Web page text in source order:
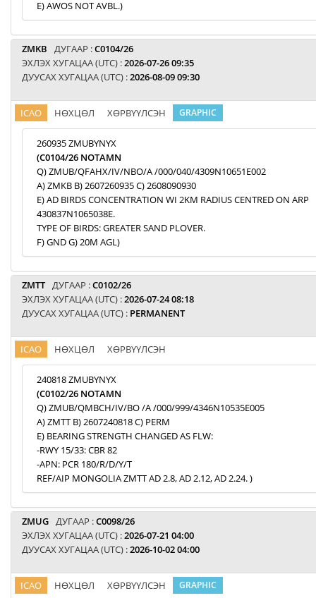
E) AWOS NOT AVBL.)
ZMKB ДУГААР :C0104/26
ЭХЛЭХ ХУГАЦАА (UTC) :2026-07-26 09:35
ДУУСАХ ХУГАЦАА (UTC) :2026-08-09 09:30
ICAO НӨХЦӨЛ ХӨРВҮҮЛСЭН GRAPHIC
260935 ZMUBYNYX
(C0104/26 NOTAMN
Q) ZMUB/QFAHX/IV/NBO/A /000/040/4309N10651E002
A) ZMKB B) 2607260935 C) 2608090930
E) AD BIRDS CONCENTRATION WI 2KM RADIUS CENTRED ON ARP
430837N1065038E.
TYPE OF BIRDS: GREATER SAND PLOVER.
F) GND G) 20M AGL)
ZMTT ДУГААР :C0102/26
ЭХЛЭХ ХУГАЦАА (UTC) :2026-07-24 08:18
ДУУСАХ ХУГАЦАА (UTC) : PERMANENT
ICAO НӨХЦӨЛ ХӨРВҮҮЛСЭН
240818 ZMUBYNYX
(C0102/26 NOTAMN
Q) ZMUB/QMBCH/IV/BO /A /000/999/4346N10535E005
A) ZMTT B) 2607240818 C) PERM
E) BEARING STRENGTH CHANGED AS FLW:
-RWY 15/33: CBR 82
-APN: PCR 180/R/D/Y/T
REF/AIP MONGOLIA ZMTT AD 2.8, AD 2.12, AD 2.24. )
ZMUG ДУГААР :C0098/26
ЭХЛЭХ ХУГАЦАА (UTC) :2026-07-21 04:00
ДУУСАХ ХУГАЦАА (UTC) :2026-10-02 04:00
ICAO НӨХЦӨЛ ХӨРВҮҮЛСЭН GRAPHIC